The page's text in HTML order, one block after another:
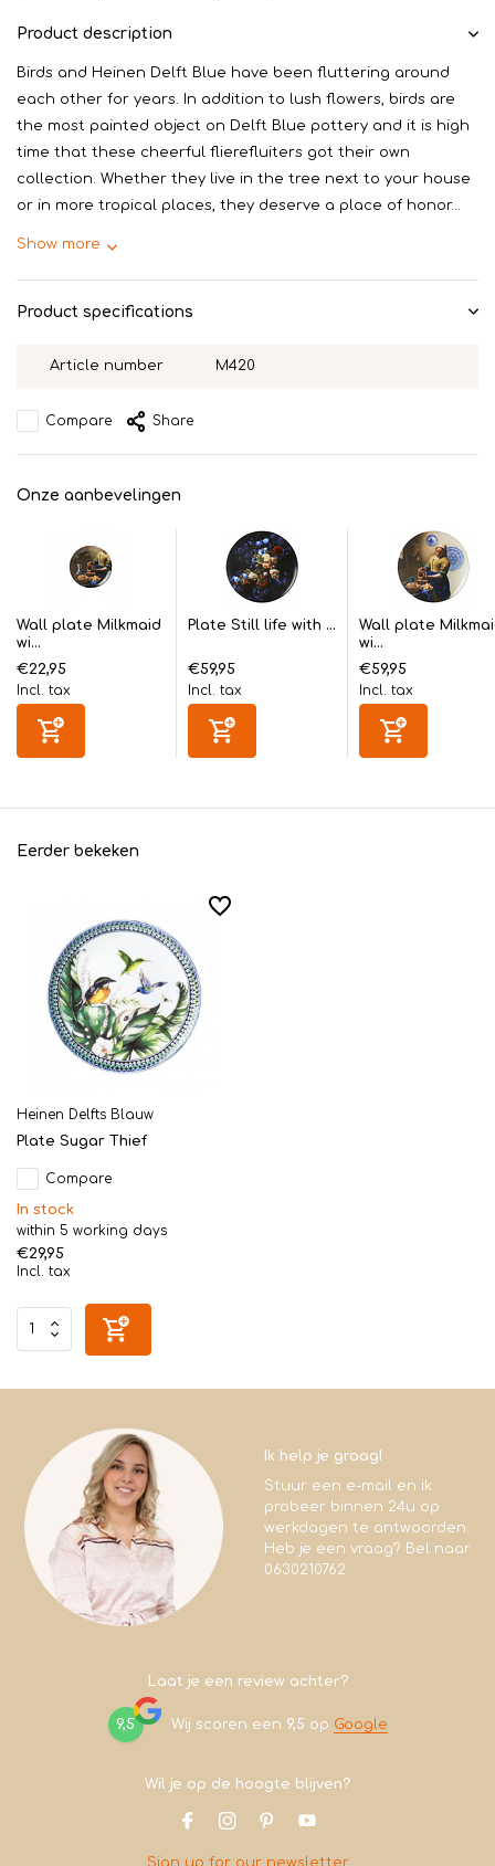
Product description
Birds and Heinen Delft Blue have been fluttering around
each other for years. In addition to lush flowers, birds are
the most painted object on Delft Blue pottery and it is high
time that these cheerful flierefluiters got their own
collection. Whether they live in the tree next to your house
or in more tropical places, they deserve a place of honor...
Show more
Product specifications
Article number M420
Compare Share
Onze aanbevelingen
Wall plate Milkmaid
wi...
€22,95
Incl. tax
Plate Still life with ...
€59,95
Incl. tax
Wall plate
wi...
€59,95
Incl. tax
Eerder bekeken
Heinen Delfts Blauw
Plate Sugar Thief
Compare
In stock
within 5 working days
€29,95
Incl. tax
Ik help je graag!
Stuur een e-mail en ik
probeer binnen 24u op
werkdagen te antwoorden.
Heb je een vraag? Bel naar
0630210762
Laat je een review achter?
9,5 Wij scoren een 9,5 op Google
Wil je op de hoogte blijven?